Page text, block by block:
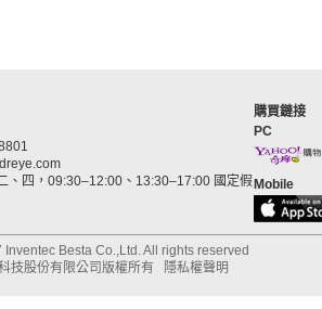
、四，09:30–12:00、13:30–17:00 國定假
購買鏈接
PC
Mobile
Inventec Besta Co.,Ltd. All rights reserved
技股份有限公司版權所有
隱私權聲明